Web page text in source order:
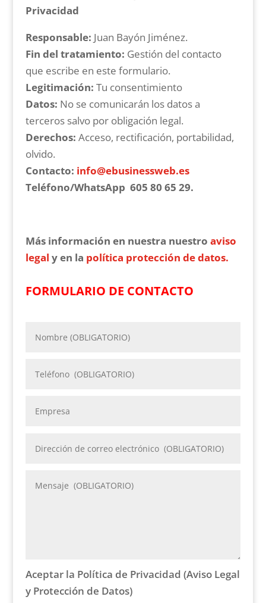
Privacidad
Responsable: Juan Bayón Jiménez.
Fin del tratamiento: Gestión del contacto
que escribe en este formulario.
Legitimación: Tu consentimiento
Datos: No se comunicarán los datos a
terceros salvo por obligación legal.
Derechos: Acceso, rectificación, portabilidad,
olvido.
Contacto: info@ebusinessweb.es
Teléfono/WhatsApp 605 80 65 29.
Más información en nuestra nuestro aviso
legal y en la política protección de datos.
FORMULARIO DE CONTACTO
Aceptar la Política de Privacidad (Aviso Legal
y Protección de Datos)